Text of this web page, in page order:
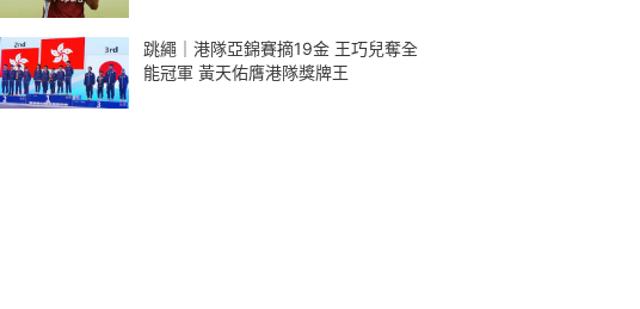
跳繩｜港隊亞錦賽摘19金 王巧兒奪全
能冠軍 黃天佑膺港隊獎牌王